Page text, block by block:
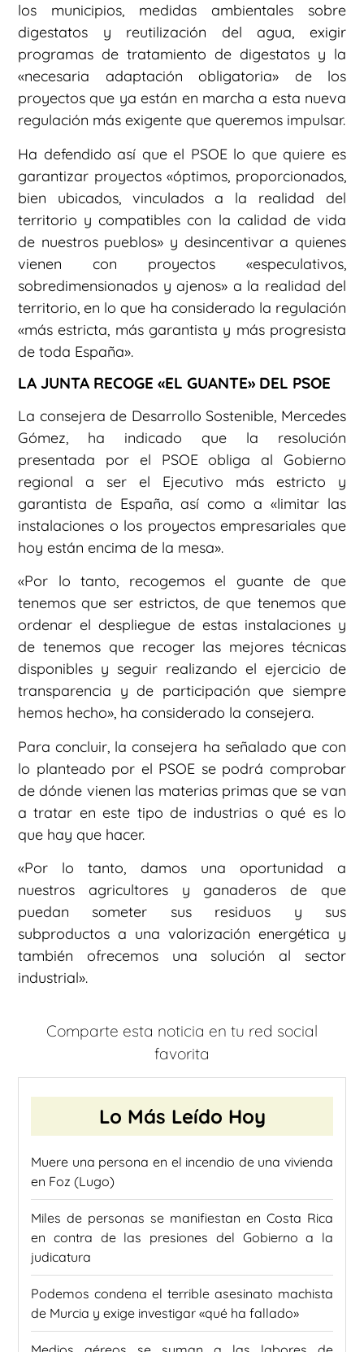
los municipios, medidas ambientales sobre
digestatos y reutilización del agua, exigir
programas de tratamiento de digestatos y la
«necesaria adaptación obligatoria» de los
proyectos que ya están en marcha a esta nueva
regulación más exigente que queremos impulsar.
Ha defendido así que el PSOE lo que quiere es
garantizar proyectos «óptimos, proporcionados,
bien ubicados, vinculados a la realidad del
territorio y compatibles con la calidad de vida
de nuestros pueblos» y desincentivar a quienes
vienen con proyectos «especulativos,
sobredimensionados y ajenos» a la realidad del
territorio, en lo que ha considerado la regulación
«más estricta, más garantista y más progresista
de toda España».
LA JUNTA RECOGE «EL GUANTE» DEL PSOE
La consejera de Desarrollo Sostenible, Mercedes
Gómez, ha indicado que la resolución
presentada por el PSOE obliga al Gobierno
regional a ser el Ejecutivo más estricto y
garantista de España, así como a «limitar las
instalaciones o los proyectos empresariales que
hoy están encima de la mesa».
«Por lo tanto, recogemos el guante de que
tenemos que ser estrictos, de que tenemos que
ordenar el despliegue de estas instalaciones y
de tenemos que recoger las mejores técnicas
disponibles y seguir realizando el ejercicio de
transparencia y de participación que siempre
hemos hecho», ha considerado la consejera.
Para concluir, la consejera ha señalado que con
lo planteado por el PSOE se podrá comprobar
de dónde vienen las materias primas que se van
a tratar en este tipo de industrias o qué es lo
que hay que hacer.
«Por lo tanto, damos una oportunidad a
nuestros agricultores y ganaderos de que
puedan someter sus residuos y sus
subproductos a una valorización energética y
también ofrecemos una solución al sector
industrial».
Comparte esta noticia en tu red social
favorita
Lo Más Leído Hoy
Muere una persona en el incendio de una vivienda
en Foz (Lugo)
Miles de personas se manifiestan en Costa Rica
en contra de las presiones del Gobierno a la
judicatura
Podemos condena el terrible asesinato machista
de Murcia y exige investigar «qué ha fallado»